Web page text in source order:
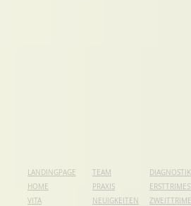
LANDINGPAGE
HOME
VITA
TEAM
PRAXIS
NEUIGKEITEN
DIAGNOSTIK